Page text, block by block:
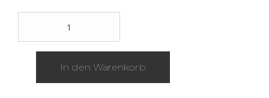
Heckklappenspoiler
Kunststoff
In den Warenkorb